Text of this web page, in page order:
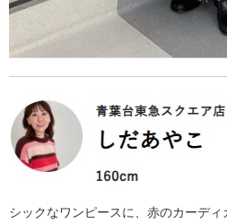
シックなワンピースに、赤のカーデ